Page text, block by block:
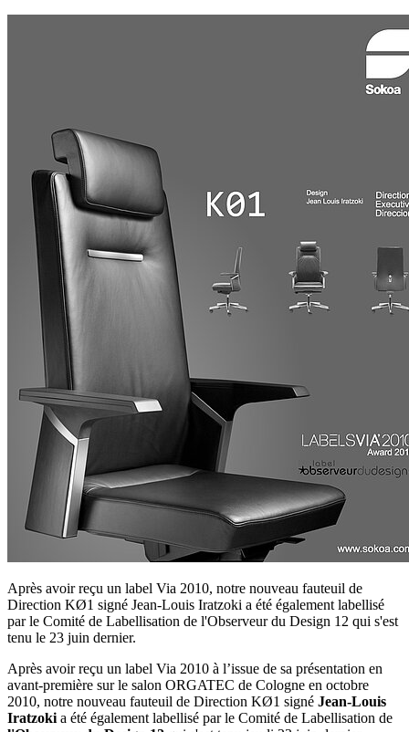
Après avoir reçu un label Via 2010, notre nouveau fauteuil de
Direction KØ1 signé Jean-Louis Iratzoki a été également labellisé
par le Comité de Labellisation de l'Observeur du Design 12 qui s'est
tenu le 23 juin dernier.
Après avoir reçu un label Via 2010 à l’issue de sa présentation en
avant-première sur le salon ORGATEC de Cologne en octobre
2010, notre nouveau fauteuil de Direction KØ1 signé Jean-Louis
Iratzoki a été également labellisé par le Comité de Labellisation de